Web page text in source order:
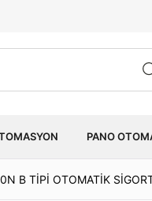
PANO
B TİPİ OTOMATİK